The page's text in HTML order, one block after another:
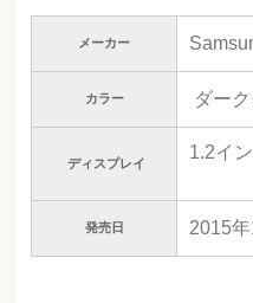
メーカー
カラー ダー
ディスプレイ
1.2イ
発売日 2015